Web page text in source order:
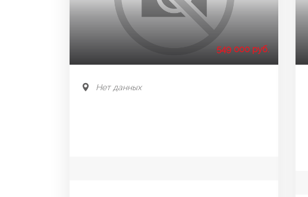
549 000 руб.
Нет данных